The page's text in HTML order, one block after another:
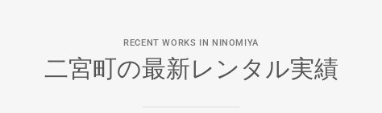
RECENT WORKS IN NINOMIYA
二宮町の最新レンタル実績